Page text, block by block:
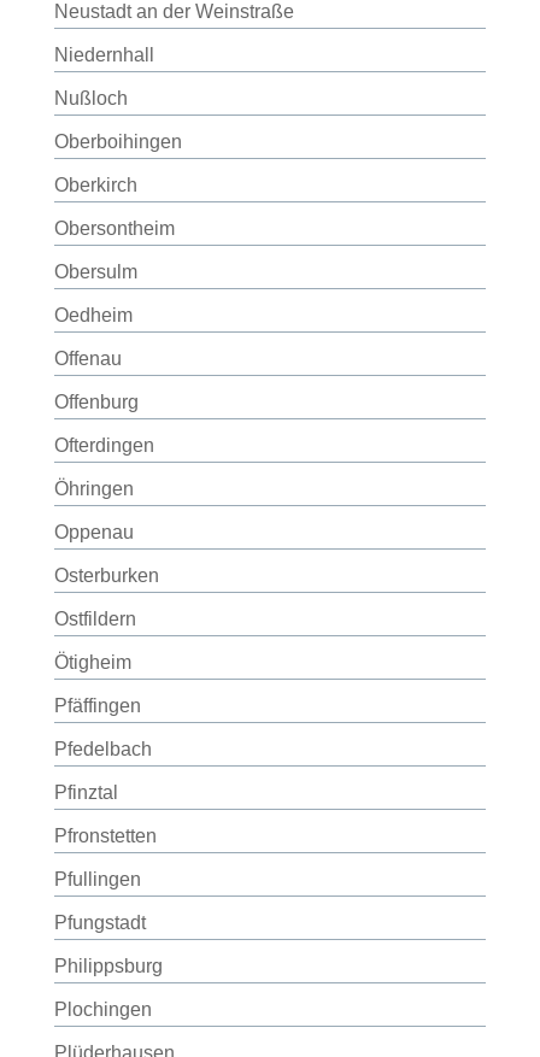
Neustadt an der Weinstraße
Niedernhall
Nußloch
Oberboihingen
Oberkirch
Obersontheim
Obersulm
Oedheim
Offenau
Offenburg
Ofterdingen
Öhringen
Oppenau
Osterburken
Ostfildern
Ötigheim
Pfäffingen
Pfedelbach
Pfinztal
Pfronstetten
Pfullingen
Pfungstadt
Philippsburg
Plochingen
Plüderhausen